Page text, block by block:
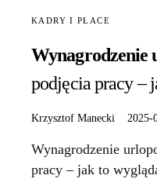
KADRY I PŁACE
Wynagrodzenie
podjęcia pracy –
Krzysztof Manecki 2025-
Wynagrodzenie
pracy – jak to